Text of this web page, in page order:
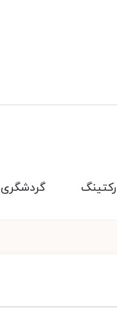
گردشگری